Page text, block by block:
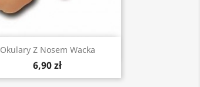
Okulary Z Nosem Wacka
6,90 zł
Szybki podgląd